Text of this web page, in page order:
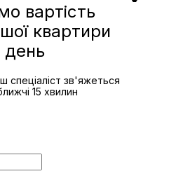
вартість
квартири
день
спеціаліст зв'яжеться
15 хвилин